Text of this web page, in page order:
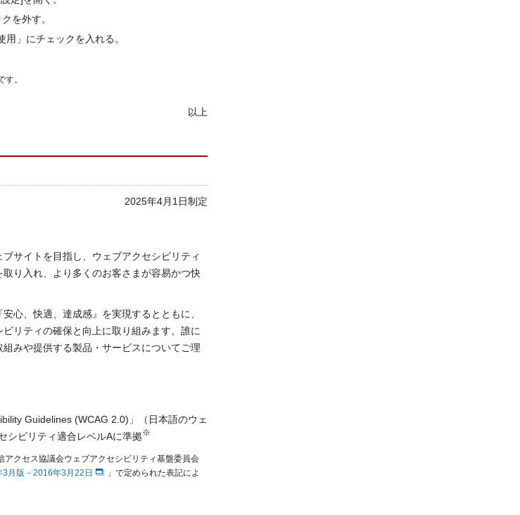
を外す。
」にチェックを入れる。
。
以上
2025年4月1日制定
サイトを目指し、ウェブアクセシビリティ
り入れ、より多くのお客さまが容易かつ快
心、快適、達成感』を実現するとともに、
リティの確保と向上に取り組みます。誰に
みや提供する製品・サービスについてご理
Guidelines (WCAG 2.0)」（日本語のウェ
シビリティ適合レベルAに準拠※
クセス協議会ウェブアクセシビリティ基盤委員会
月版－2016年3月22日
」で定められた表記によ